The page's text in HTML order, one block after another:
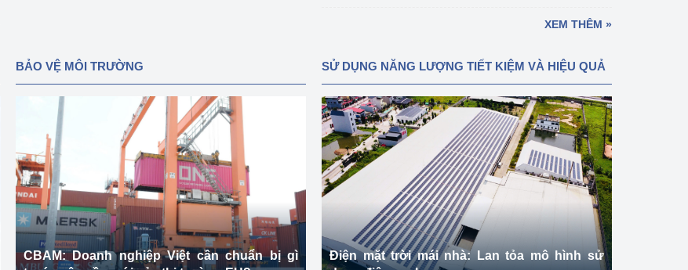
XEM THÊM »
BẢO VỆ MÔI TRƯỜNG
CBAM: Doanh nghiệp Việt cần chuẩn bị gì
SỬ DỤNG NĂNG LƯỢNG TIẾT KIỆM VÀ HIỆU QUẢ
Điện mặt trời mái nhà: Lan tỏa mô hình sử